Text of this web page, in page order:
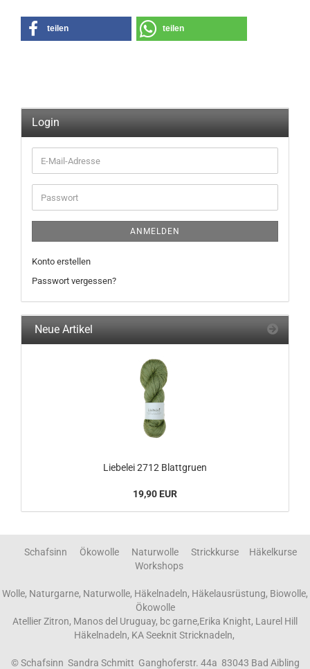
teilen teilen
Login
E-
Mail-
Adresse
Passwort
ANMELDEN
Konto erstellen
Passwort vergessen?
Neue Artikel
Liebelei 2712 Blattgruen
19,90 EUR
Schafsinn Ökowolle Naturwolle Strickkurse Häkelkurse
Workshops
Wolle, Naturgarne, Naturwolle, Häkelnadeln, Häkelausrüstung, Biowolle,
Ökowolle
Atellier Zitron, Manos del Uruguay, bc garne,Erika Knight, Laurel Hill
Häkelnadeln, KA Seeknit Stricknadeln,
© Schafsinn Sandra Schmitt Ganghoferstr. 44a 83043 Bad Aibling